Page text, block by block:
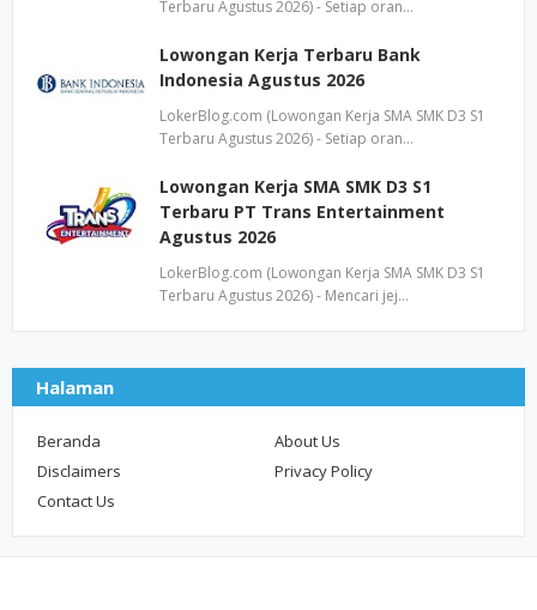
Terbaru Agustus 2026) - Setiap oran…
Lowongan Kerja Terbaru Bank
Indonesia Agustus 2026
LokerBlog.com (Lowongan Kerja SMA SMK D3 S1
Terbaru Agustus 2026) - Setiap oran…
Lowongan Kerja SMA SMK D3 S1
Terbaru PT Trans Entertainment
Agustus 2026
LokerBlog.com (Lowongan Kerja SMA SMK D3 S1
Terbaru Agustus 2026) - Mencari jej…
Halaman
Beranda
About Us
Disclaimers
Privacy Policy
Contact Us